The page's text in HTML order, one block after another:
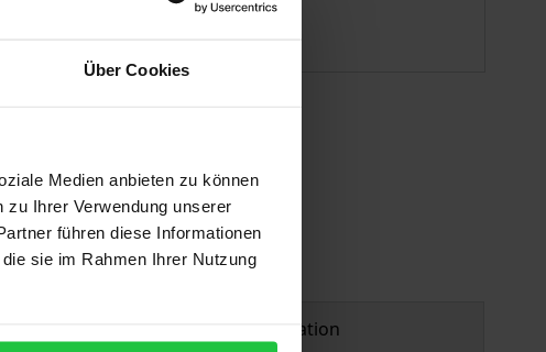
Über Cookies
Medien anbieten zu können
zu Ihrer Verwendung unserer
führen diese Informationen
sie im Rahmen Ihrer Nutzung
ISBN 978-3-495-80839-9
Product safety information